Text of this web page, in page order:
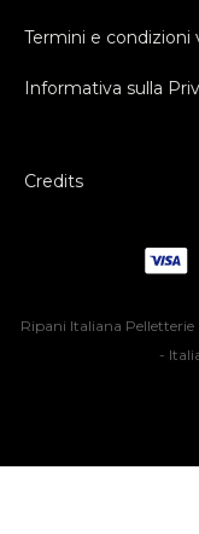
Termini e condizioni
Informativa sulla
Credits
Ripani Italiana Pelletterie
-